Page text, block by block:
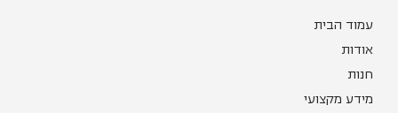
עמוד הבית
אודות
חנות
מידע מקצועי